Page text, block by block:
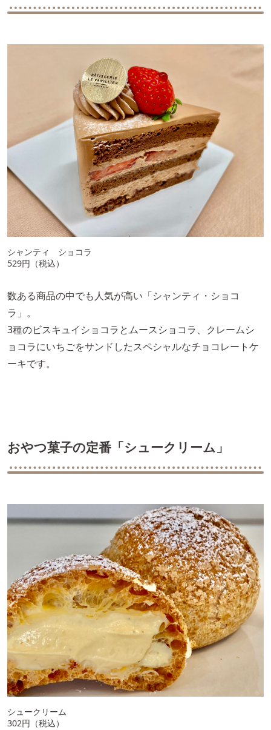
シャンティ ショコラ
529円（税込）
数ある商品の中でも人気が高い「シャンティ・ショコ
ラ」。
3種のビスキュイショコラとムースショコラ、クレームシ
ョコラにいちごをサンドしたスペシャルなチョコレートケ
ーキです。
おやつ菓子の定番「シュークリーム」
シュークリーム
302円（税込）